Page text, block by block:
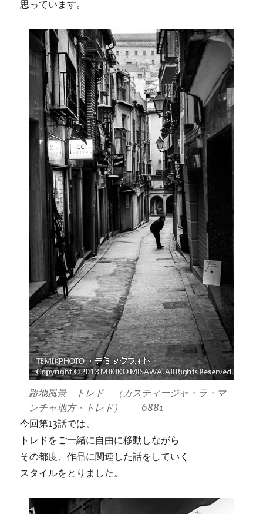
思っています。
路地風景 トレド （カスティージャ・ラ・マ
ンチャ地方・トレド） 6881
今回第13話では、
トレドをご一緒に自由に移動しながら
その都度、作品に関連した話をしていく
スタイルをとりました。